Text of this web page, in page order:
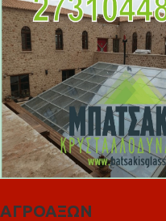
ΑΓΡΟΑΞΩΝ